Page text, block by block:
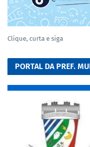
Clique, curta e siga
PORTAL DA PREF.